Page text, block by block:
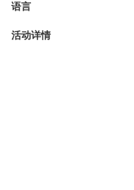
语言
活动详情